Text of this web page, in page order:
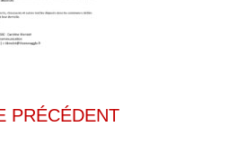
PRÉCÉDENT